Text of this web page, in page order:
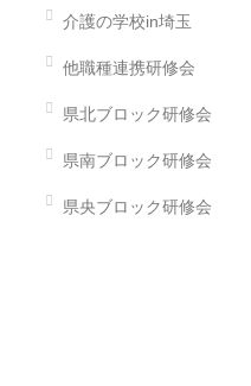
介護の学校in埼玉
他職種連携研修会
県北ブロック研修会
県南ブロック研修会
県央ブロック研修会